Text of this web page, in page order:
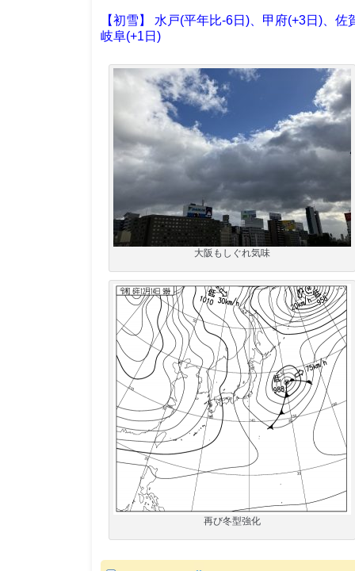
【初雪】 水戸(平年比-6日)、甲府(+3日)、
岐阜(+1日)
大阪もしぐれ気味
再び冬型強化